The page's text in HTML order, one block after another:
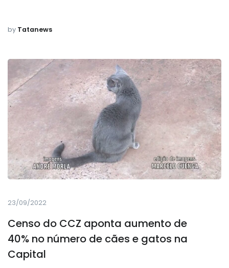
by Tatanews
23/09/2022
Censo do CCZ aponta aumento de
40% no número de cães e gatos na
Capital